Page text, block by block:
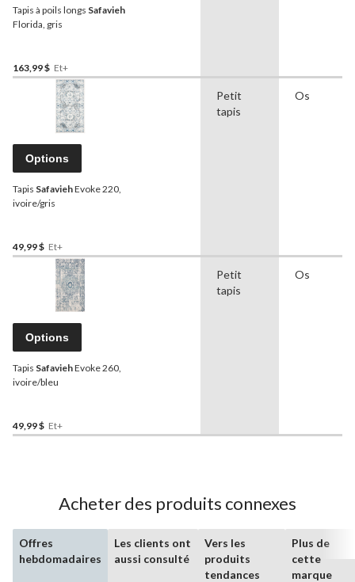
Tapis à poils longs Safavieh
Florida, gris
163,99 $ Et+
Options
Tapis SafaviehEvoke 220,
ivoire/gris
49,99 $ Et+
Petit
tapis
Os
Options
Tapis SafaviehEvoke 260,
ivoire/bleu
49,99 $ Et+
Petit
tapis
Os
Acheter des produits connexes
Offres
hebdomadaires
Les clients ont
aussi consulté
Vers les
produits
tendances
Plus de
cette
marque